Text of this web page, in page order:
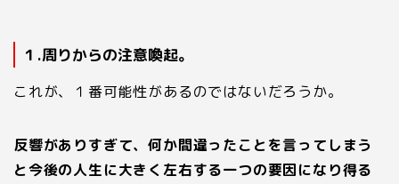
１.周りからの注意喚起。
これが、１番可能性があるのではないだろうか。
反響がありすぎて、何か間違ったことを言ってしまう
と今後の人生に大きく左右する一つの要因になり得る